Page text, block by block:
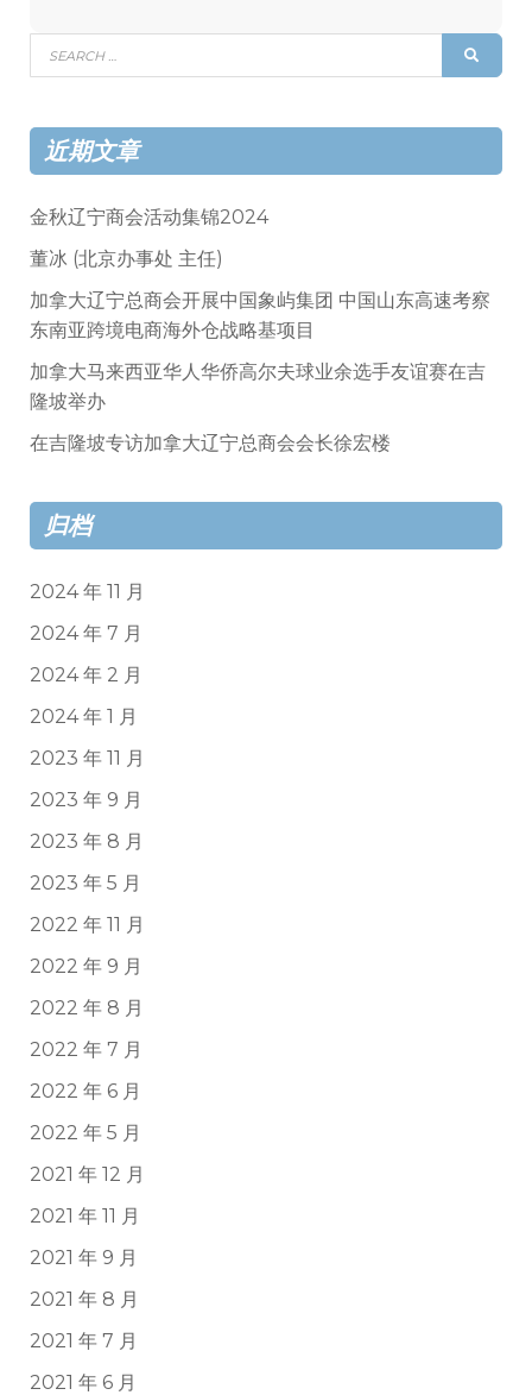
Search
for:
近期文章
金秋辽宁商会活动集锦2024
董冰 (北京办事处 主任)
加拿大辽宁总商会开展中国象屿集团 中国山东高速考察
东南亚跨境电商海外仓战略基项目
加拿大马来西亚华人华侨高尔夫球业余选手友谊赛在吉
隆坡举办
在吉隆坡专访加拿大辽宁总商会会长徐宏楼
归档
2024 年 11 月
2024 年 7 月
2024 年 2 月
2024 年 1 月
2023 年 11 月
2023 年 9 月
2023 年 8 月
2023 年 5 月
2022 年 11 月
2022 年 9 月
2022 年 8 月
2022 年 7 月
2022 年 6 月
2022 年 5 月
2021 年 12 月
2021 年 11 月
2021 年 9 月
2021 年 8 月
2021 年 7 月
2021 年 6 月